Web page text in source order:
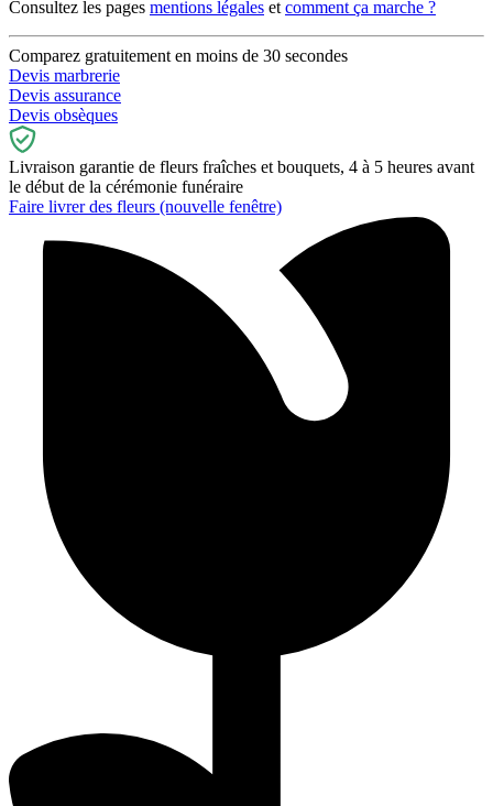
Consultez les pages mentions légales et comment ça marche ?
Comparez gratuitement en moins de 30 secondes
Devis marbrerie
Devis assurance
Devis obsèques
Livraison garantie de fleurs fraîches et bouquets, 4 à 5 heures avant
le début de la cérémonie funéraire
Faire livrer des fleurs (nouvelle fenêtre)